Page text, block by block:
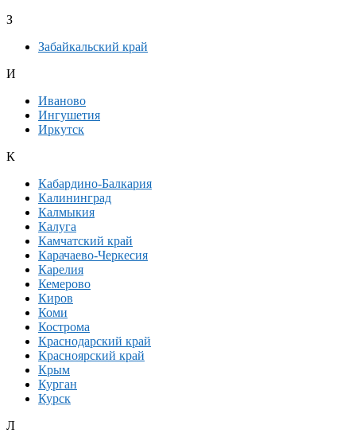
З
Забайкальский край
И
Иваново
Ингушетия
Иркутск
К
Кабардино-Балкария
Калининград
Калмыкия
Калуга
Камчатский край
Карачаево-Черкесия
Карелия
Кемерово
Киров
Коми
Кострома
Краснодарский край
Красноярский край
Крым
Курган
Курск
Л